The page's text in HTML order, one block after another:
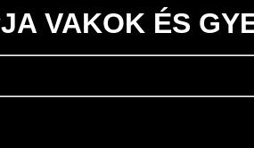
VAKOK ÉS